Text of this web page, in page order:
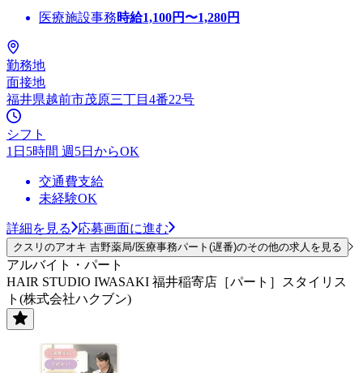
医療施設事務時給1,100円〜1,280円
勤務地
面接地
福井県越前市茂原三丁目4番22号
シフト
1日5時間 週5日からOK
交通費支給
未経験OK
詳細を見る 応募画面に進む
クスリのアオキ 吉野薬局/医療事務パート(遅番)のその他の求人を見る
アルバイト・パート
HAIR STUDIO IWASAKI 福井稲寄店［パート］スタイリス
ト(株式会社ハクブン)